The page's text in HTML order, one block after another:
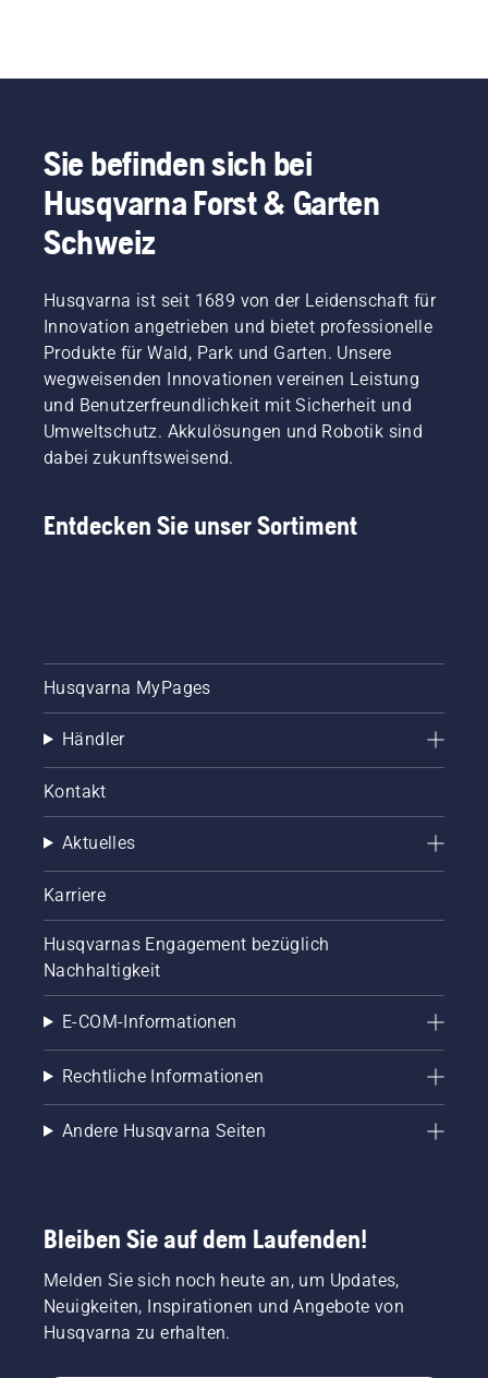
Sie befinden sich bei
Husqvarna Forst & Garten
Schweiz
Husqvarna ist seit 1689 von der Leidenschaft für
Innovation angetrieben und bietet professionelle
Produkte für Wald, Park und Garten. Unsere
wegweisenden Innovationen vereinen Leistung
und Benutzerfreundlichkeit mit Sicherheit und
Umweltschutz. Akkulösungen und Robotik sind
dabei zukunftsweisend.
Entdecken Sie unser Sortiment
Husqvarna MyPages
Händler
Kontakt
Aktuelles
Karriere
Husqvarnas Engagement bezüglich
Nachhaltigkeit
E-COM-Informationen
Rechtliche Informationen
Andere Husqvarna Seiten
Bleiben Sie auf dem Laufenden!
Melden Sie sich noch heute an, um Updates,
Neuigkeiten, Inspirationen und Angebote von
Husqvarna zu erhalten.